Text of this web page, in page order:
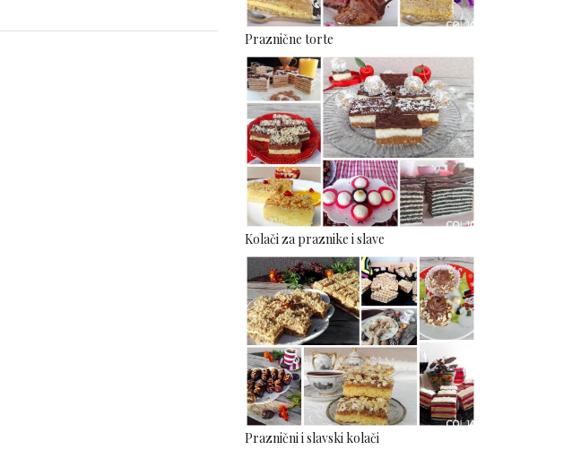
Praznične torte
Kolači za praznike i slave
Praznični i slavski kolači